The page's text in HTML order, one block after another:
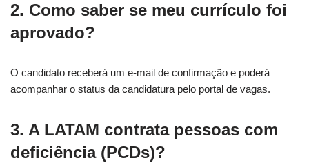
2. Como saber se meu currículo foi
aprovado?
O candidato receberá um e-mail de confirmação e poderá
acompanhar o status da candidatura pelo portal de vagas.
3. A LATAM contrata pessoas com
deficiência (PCDs)?